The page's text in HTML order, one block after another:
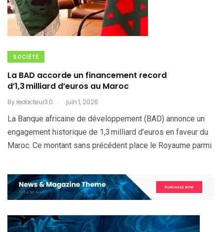
SOCIÉTÉ
La BAD accorde un financement record
d’1,3 milliard d’euros au Maroc
By redacteur3.0 . juin 1, 2026
La Banque africaine de développement (BAD) annonce un
engagement historique de 1,3 milliard d’euros en faveur du
Maroc. Ce montant sans précédent place le Royaume parmi